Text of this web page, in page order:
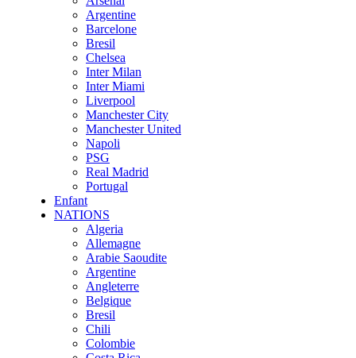
Argentine
Barcelone
Bresil
Chelsea
Inter Milan
Inter Miami
Liverpool
Manchester City
Manchester United
Napoli
PSG
Real Madrid
Portugal
Enfant
NATIONS
Algeria
Allemagne
Arabie Saoudite
Argentine
Angleterre
Belgique
Bresil
Chili
Colombie